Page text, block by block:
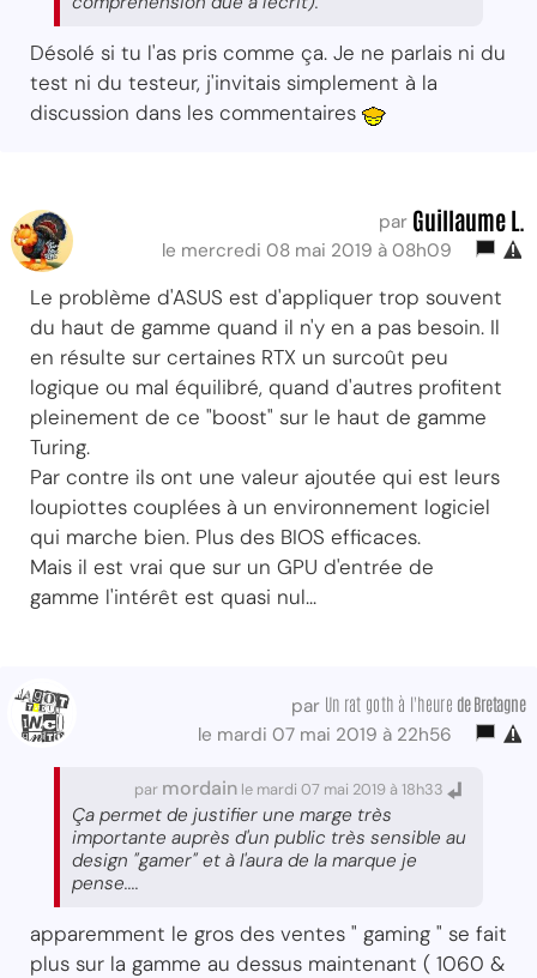
Désolé si tu l'as pris comme ça. Je ne parlais ni du
test ni du testeur, j'invitais simplement à la
discussion dans les commentaires
par Guillaume L.
le mercredi 08 mai 2019 à 08h09
Le problème d'ASUS est d'appliquer trop souvent
du haut de gamme quand il n'y en a pas besoin. Il
en résulte sur certaines RTX un surcoût peu
logique ou mal équilibré, quand d'autres profitent
pleinement de ce "boost" sur le haut de gamme
Turing.
Par contre ils ont une valeur ajoutée qui est leurs
loupiottes couplées à un environnement logiciel
qui marche bien. Plus des BIOS efficaces.
Mais il est vrai que sur un GPU d'entrée de
gamme l'intérêt est quasi nul...
par Un rat goth à l'heure de Bretagne
le mardi 07 mai 2019 à 22h56
par mordain le mardi 07 mai 2019 à 18h33
Ça permet de justifier une marge très
importante auprès d'un public très sensible au
design "gamer" et à l'aura de la marque je
pense....
apparemment le gros des ventes " gaming " se fait
plus sur la gamme au dessus maintenant ( 1060 &